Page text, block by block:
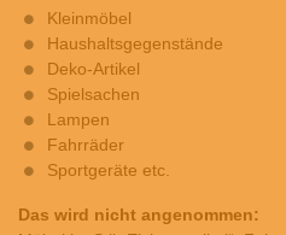
Kleinmöbel
Haushaltsgegenstände
Deko-Artikel
Spielsachen
Lampen
Fahrräder
Sportgeräte etc.
Das wird nicht angenommen: